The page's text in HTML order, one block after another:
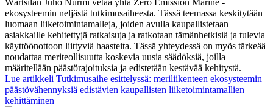
Wärtsilän Juho Nurmi vetää yhtä Zero Emission Marine -
ekosysteemin neljästä tutkimusaiheesta. Tässä teemassa keskitytään
luomaan liiketoimintamalleja, joiden avulla kaupallistetaan
asiakkaille kehitettyjä ratkaisuja ja ratkotaan tämänhetkisiä ja tulevia
käyttöönottoon liittyviä haasteita. Tässä yhteydessä on myös tärkeää
noudattaa meriteollisuutta koskevia uusia säädöksiä, joilla
määritellään päästörajoituksia ja edistetään kestävää kehitystä.
Lue artikkeli Tutkimusaihe esittelyssä: meriliikenteen ekosysteemin
päästövähennyksiä edistävien kaupallisten liiketoimintamallien
kehittäminen